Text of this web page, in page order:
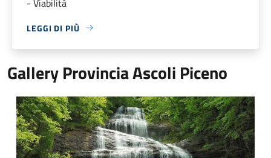
LEGGI DI PIÙ
Gallery Provincia Ascoli Piceno
Cascate della Volpara e della Prata